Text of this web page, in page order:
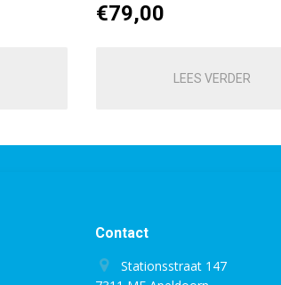
€79,00
LEES VERDER
Contact
Stationsstraat 147